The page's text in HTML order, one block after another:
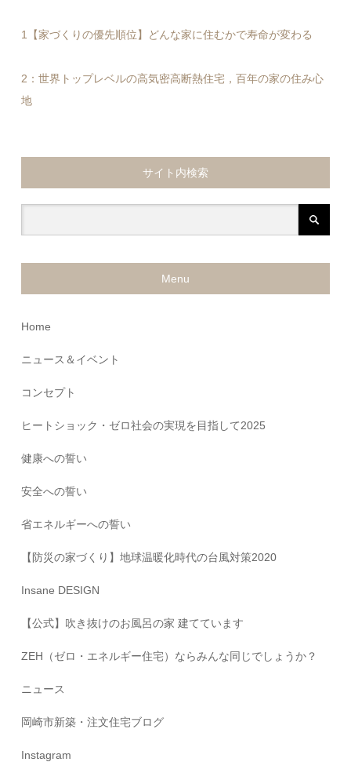
1【家づくりの優先順位】どんな家に住むかで寿命が変わる
2：世界トップレベルの高気密高断熱住宅，百年の家の住み心
地
サイト内検索
Menu
Home
ニュース＆イベント
コンセプト
ヒートショック・ゼロ社会の実現を目指して2025
健康への誓い
安全への誓い
省エネルギーへの誓い
【防災の家づくり】地球温暖化時代の台風対策2020
Insane DESIGN
【公式】吹き抜けのお風呂の家 建てています
ZEH（ゼロ・エネルギー住宅）ならみんな同じでしょうか？
ニュース
岡崎市新築・注文住宅ブログ
Instagram